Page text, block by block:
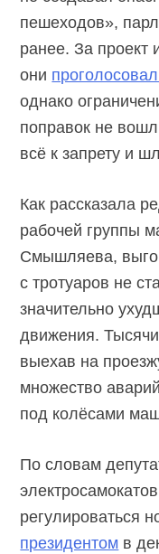
пешеходов»,
ранее. За проект
они
однако
поправок не
всё к запрету и
Как рассказала
рабочей группы
Смышляева,
с тротуаров не
значительно
движения.
выехав на
множество
под колёсами
По словам
регулироваться
президентом в